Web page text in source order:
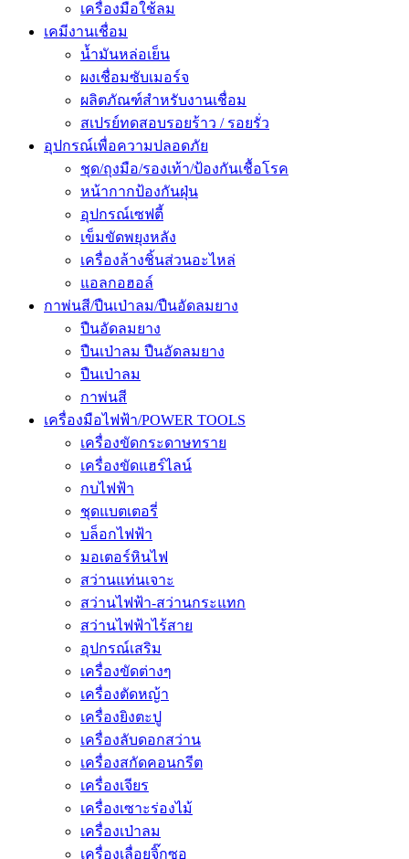
เครื่องมือใช้ลม
เคมีงานเชื่อม
น้ำมันหล่อเย็น
ผงเชื่อมซับเมอร์จ
ผลิตภัณฑ์สำหรับงานเชื่อม
สเปรย์ทดสอบรอยร้าว / รอยรั่ว
อุปกรณ์เพื่อความปลอดภัย
ชุด/ถุงมือ/รองเท้า/ป้องกันเชื้อโรค
หน้ากากป้องกันฝุ่น
อุปกรณ์เซฟตี้
เข็มขัดพยุงหลัง
เครื่องล้างชิ้นส่วนอะไหล่
แอลกอฮอล์
กาพ่นสี/ปืนเป่าลม/ปืนอัดลมยาง
ปืนอัดลมยาง
ปืนเป่าลม ปืนอัดลมยาง
ปืนเป่าลม
กาพ่นสี
เครื่องมือไฟฟ้า/POWER TOOLS
เครื่องขัดกระดาษทราย
เครื่องขัดแฮร์ไลน์
กบไฟฟ้า
ชุดแบตเตอรี่
บล็อกไฟฟ้า
มอเตอร์หินไฟ
สว่านแท่นเจาะ
สว่านไฟฟ้า-สว่านกระแทก
สว่านไฟฟ้าไร้สาย
อุปกรณ์เสริม
เครื่องขัดต่างๆ
เครื่องตัดหญ้า
เครื่องยิงตะปู
เครื่องลับดอกสว่าน
เครื่องสกัดคอนกรีต
เครื่องเจียร
เครื่องเซาะร่องไม้
เครื่องเป่าลม
เครื่องเลื่อยจิ๊กซอ